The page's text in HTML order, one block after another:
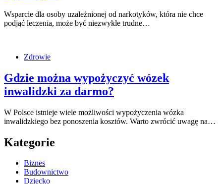
Wsparcie dla osoby uzależnionej od narkotyków, która nie chce
podjąć leczenia, może być niezwykle trudne…
Zdrowie
Gdzie można wypożyczyć wózek
inwalidzki za darmo?
W Polsce istnieje wiele możliwości wypożyczenia wózka
inwalidzkiego bez ponoszenia kosztów. Warto zwrócić uwagę na…
Kategorie
Biznes
Budownictwo
Dziecko